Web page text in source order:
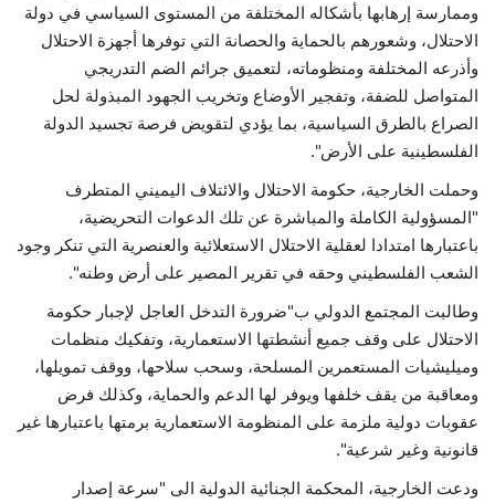
وممارسة إرهابها بأشكاله المختلفة من المستوى السياسي في دولة
الاحتلال، وشعورهم بالحماية والحصانة التي توفرها أجهزة الاحتلال
وأذرعه المختلفة ومنظوماته، لتعميق جرائم الضم التدريجي
المتواصل للضفة، وتفجير الأوضاع وتخريب الجهود المبذولة لحل
الصراع بالطرق السياسية، بما يؤدي لتقويض فرصة تجسيد الدولة
الفلسطينية على الأرض".
وحملت الخارجية، حكومة الاحتلال والائتلاف اليميني المتطرف
"المسؤولية الكاملة والمباشرة عن تلك الدعوات التحريضية،
باعتبارها امتدادا لعقلية الاحتلال الاستعلائية والعنصرية التي تنكر وجود
الشعب الفلسطيني وحقه في تقرير المصير على أرض وطنه".
وطالبت المجتمع الدولي ب"ضرورة التدخل العاجل لإجبار حكومة
الاحتلال على وقف جميع أنشطتها الاستعمارية، وتفكيك منظمات
وميليشيات المستعمرين المسلحة، وسحب سلاحها، ووقف تمويلها،
ومعاقبة من يقف خلفها ويوفر لها الدعم والحماية، وكذلك فرض
عقوبات دولية ملزمة على المنظومة الاستعمارية برمتها باعتبارها غير
قانونية وغير شرعية".
ودعت الخارجية، المحكمة الجنائية الدولية الى "سرعة إصدار